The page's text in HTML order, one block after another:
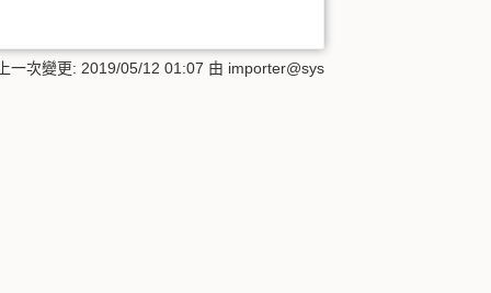
一次變更: 2019/05/12 01:07 由 importer@sys